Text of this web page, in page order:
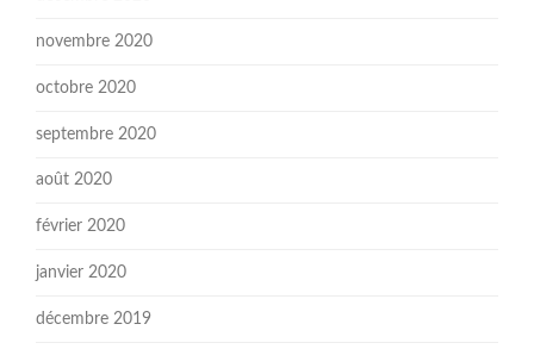
novembre 2020
octobre 2020
septembre 2020
août 2020
février 2020
janvier 2020
décembre 2019